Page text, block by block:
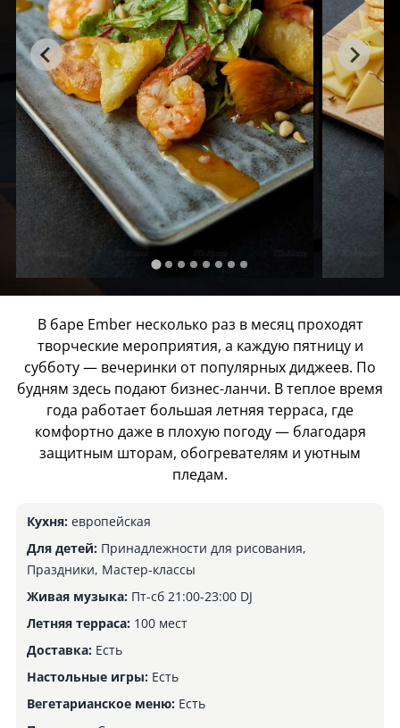
В баре Ember несколько раз в месяц проходят
творческие мероприятия, а каждую пятницу и
субботу — вечеринки от популярных диджеев. По
будням здесь подают бизнес-ланчи. В теплое время
года работает большая летняя терраса, где
комфортно даже в плохую погоду — благодаря
защитным шторам, обогревателям и уютным
пледам.
Кухня:европейская
Для детей:Принадлежности для рисования,
Праздники, Мастер-классы
Живая музыка:Пт-сб 21:00-23:00 DJ
Летняя терраса:100 мест
Доставка:Есть
Настольные игры:Есть
Вегетарианское меню:Есть